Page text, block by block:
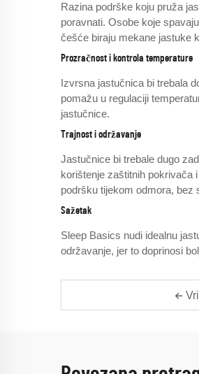
Razina podrške koju pruža
poravnati. Osobe koje
češće biraju mekane jastuke
Prozračnost i kontrola temperature
Izvrsna jastučnica bi trebala
pomažu u regulaciji
jastučnice.
Trajnost i održavanje
Jastučnice bi trebale dugo
korištenje zaštitnih pokrivača
podršku tijekom odmora, bez
Sažetak
Sleep Basics nudi idealnu
održavanje, jer to doprinosi